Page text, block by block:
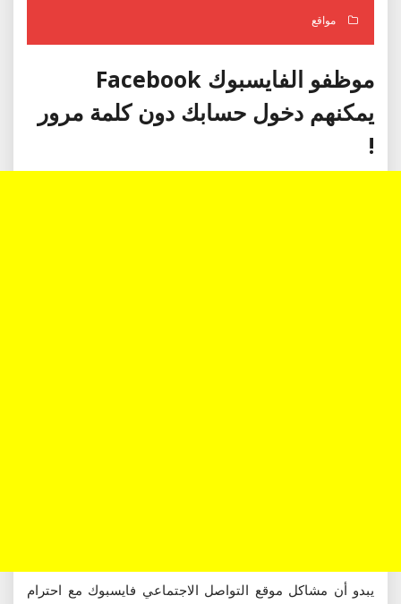
مواقع
موظفو الفايسبوك Facebook
يمكنهم دخول حسابك دون كلمة مرور
!
يبدو أن مشاكل موقع التواصل الاجتماعي فايسبوك مع احترام